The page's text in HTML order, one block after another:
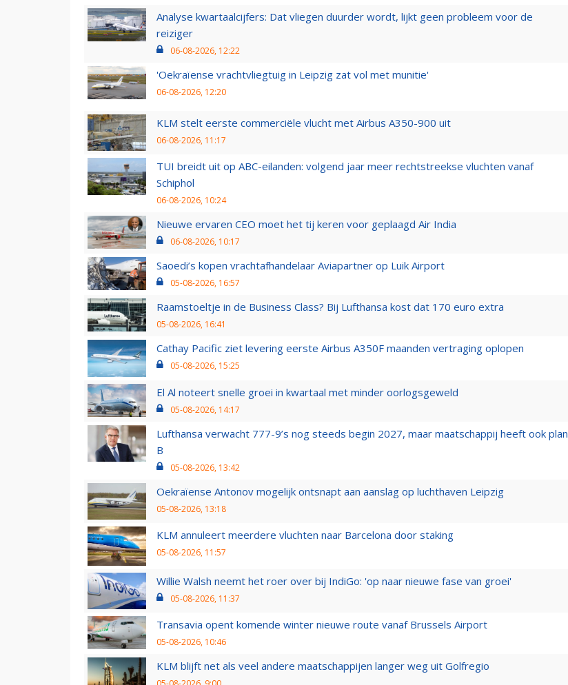
Analyse kwartaalcijfers: Dat vliegen duurder wordt, lijkt geen probleem voor de
reiziger
06-08-2026, 12:22
'Oekraïense vrachtvliegtuig in Leipzig zat vol met munitie'
06-08-2026, 12:20
KLM stelt eerste commerciële vlucht met Airbus A350-900 uit
06-08-2026, 11:17
TUI breidt uit op ABC-eilanden: volgend jaar meer rechtstreekse vluchten vanaf
Schiphol
06-08-2026, 10:24
Nieuwe ervaren CEO moet het tij keren voor geplaagd Air India
06-08-2026, 10:17
Saoedi’s kopen vrachtafhandelaar Aviapartner op Luik Airport
05-08-2026, 16:57
Raamstoeltje in de Business Class? Bij Lufthansa kost dat 170 euro extra
05-08-2026, 16:41
Cathay Pacific ziet levering eerste Airbus A350F maanden vertraging oplopen
05-08-2026, 15:25
El Al noteert snelle groei in kwartaal met minder oorlogsgeweld
05-08-2026, 14:17
Lufthansa verwacht 777-9’s nog steeds begin 2027, maar maatschappij heeft ook plan
B
05-08-2026, 13:42
Oekraïense Antonov mogelijk ontsnapt aan aanslag op luchthaven Leipzig
05-08-2026, 13:18
KLM annuleert meerdere vluchten naar Barcelona door staking
05-08-2026, 11:57
Willie Walsh neemt het roer over bij IndiGo: 'op naar nieuwe fase van groei'
05-08-2026, 11:37
Transavia opent komende winter nieuwe route vanaf Brussels Airport
05-08-2026, 10:46
KLM blijft net als veel andere maatschappijen langer weg uit Golfregio